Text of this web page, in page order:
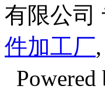
有限公司
件加工厂
Powered